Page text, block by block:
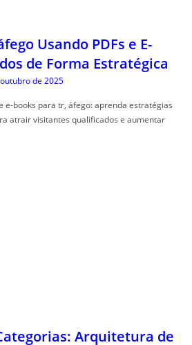
Usando PDFs e E-
de Forma Estratégica
de 2025
e-books para tr, áfego: aprenda estratégias
atrair visitantes qualificados e aumentar
Arquitetura de